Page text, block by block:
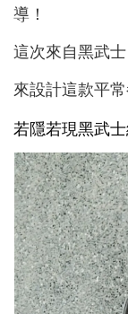
導！
這次來自黑武
來設計這款平
若隱若現黑武